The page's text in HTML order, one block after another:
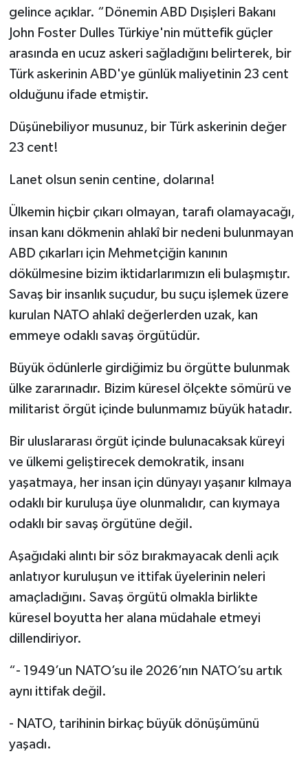
gelince açıklar. “Dönemin ABD Dışişleri Bakanı
John Foster Dulles Türkiye'nin müttefik güçler
arasında en ucuz askeri sağladığını belirterek, bir
Türk askerinin ABD'ye günlük maliyetinin 23 cent
olduğunu ifade etmiştir.
Düşünebiliyor musunuz, bir Türk askerinin değer
23 cent!
Lanet olsun senin centine, dolarına!
Ülkemin hiçbir çıkarı olmayan, tarafı olamayacağı,
insan kanı dökmenin ahlakî bir nedeni bulunmayan
ABD çıkarları için Mehmetçiğin kanının
dökülmesine bizim iktidarlarımızın eli bulaşmıştır.
Savaş bir insanlık suçudur, bu suçu işlemek üzere
kurulan NATO ahlakî değerlerden uzak, kan
emmeye odaklı savaş örgütüdür.
Büyük ödünlerle girdiğimiz bu örgütte bulunmak
ülke zararınadır. Bizim küresel ölçekte sömürü ve
militarist örgüt içinde bulunmamız büyük hatadır.
Bir uluslararası örgüt içinde bulunacaksak küreyi
ve ülkemi geliştirecek demokratik, insanı
yaşatmaya, her insan için dünyayı yaşanır kılmaya
odaklı bir kuruluşa üye olunmalıdır, can kıymaya
odaklı bir savaş örgütüne değil.
Aşağıdaki alıntı bir söz bırakmayacak denli açık
anlatıyor kuruluşun ve ittifak üyelerinin neleri
amaçladığını. Savaş örgütü olmakla birlikte
küresel boyutta her alana müdahale etmeyi
dillendiriyor.
“- 1949’un NATO’su ile 2026’nın NATO’su artık
aynı ittifak değil.
- NATO, tarihinin birkaç büyük dönüşümünü
yaşadı.